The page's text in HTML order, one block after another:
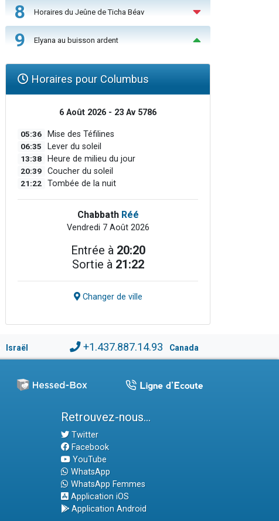
8 Horaires du Jeûne de Ticha Béav
9 Elyana au buisson ardent
Horaires pour Columbus
6 Août 2026 - 23 Av 5786
05:36 Mise des Téfilines
06:35 Lever du soleil
13:38 Heure de milieu du jour
20:39 Coucher du soleil
21:22 Tombée de la nuit
Chabbath Réé
Vendredi 7 Août 2026
Entrée à 20:20
Sortie à 21:22
Changer de ville
Israël +1.437.887.14.93 Canada
Retrouvez-nous...
Twitter
Facebook
YouTube
WhatsApp
WhatsApp Femmes
Application iOS
Application Android